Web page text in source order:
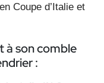
Coupe d’Italie et
à son comble
: